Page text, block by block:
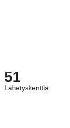
51
Lähetyskenttiä